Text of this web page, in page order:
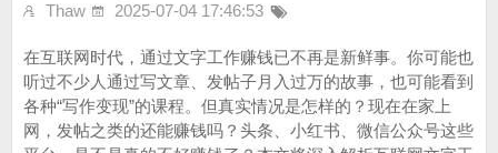
Thaw
2025-07-04 17:46:53
在互联网时代，通过文字工作赚钱已不再是新鲜事。你可能也
听过不少人通过写文章、发帖子月入过万的故事，也可能看到
各种“写作变现”的课程。但真实情况是怎样的？现在在家上
网，发帖之类的还能赚钱吗？头条、小红书、微信公众号这些